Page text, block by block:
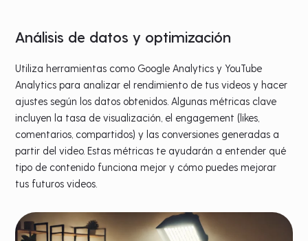
Análisis de datos y optimización
Utiliza herramientas como Google Analytics y YouTube
Analytics para analizar el rendimiento de tus videos y hacer
ajustes según los datos obtenidos. Algunas métricas clave
incluyen la tasa de visualización, el engagement (likes,
comentarios, compartidos) y las conversiones generadas a
partir del video. Estas métricas te ayudarán a entender qué
tipo de contenido funciona mejor y cómo puedes mejorar
tus futuros videos​.